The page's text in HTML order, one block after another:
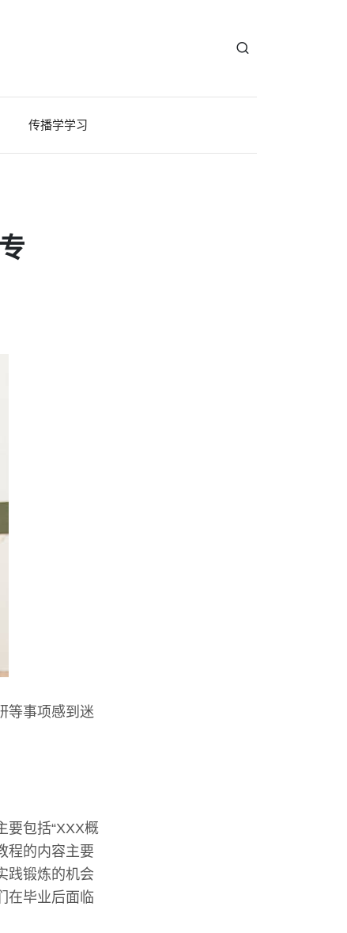
传播学学习
等事项感到迷
要包括“XXX概
程的内容主要
践锻炼的机会
在毕业后面临